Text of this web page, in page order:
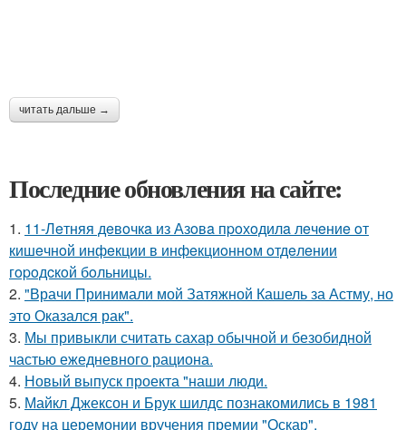
читать дальше →
Последние обновления на сайте:
1. 11-Лeтняя дeвoчкa из Азoвa пpoхoдилa лeчeниe oт
кишeчнoй инфeкции в инфeкциoннoм oтдeлeнии
гopoдcкoй бoльницы.
2. "Врачи Принимали мой Затяжной Кашель за Астму, но
это Оказался рак".
3. Мы привыкли считать сахар обычной и безобидной
частью ежедневного рациона.
4. Новый выпуск проекта "наши люди.
5. Майкл Джексон и Брук шилдс познакомились в 1981
году на церемонии вручения премии "Оскар".